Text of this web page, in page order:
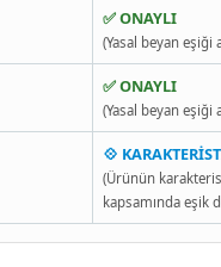
✅ ONAYLI
(Yasal beyan eşiği
✅ ONAYLI
(Yasal beyan eşiği
💠
(Ürünün
kapsamında eşik